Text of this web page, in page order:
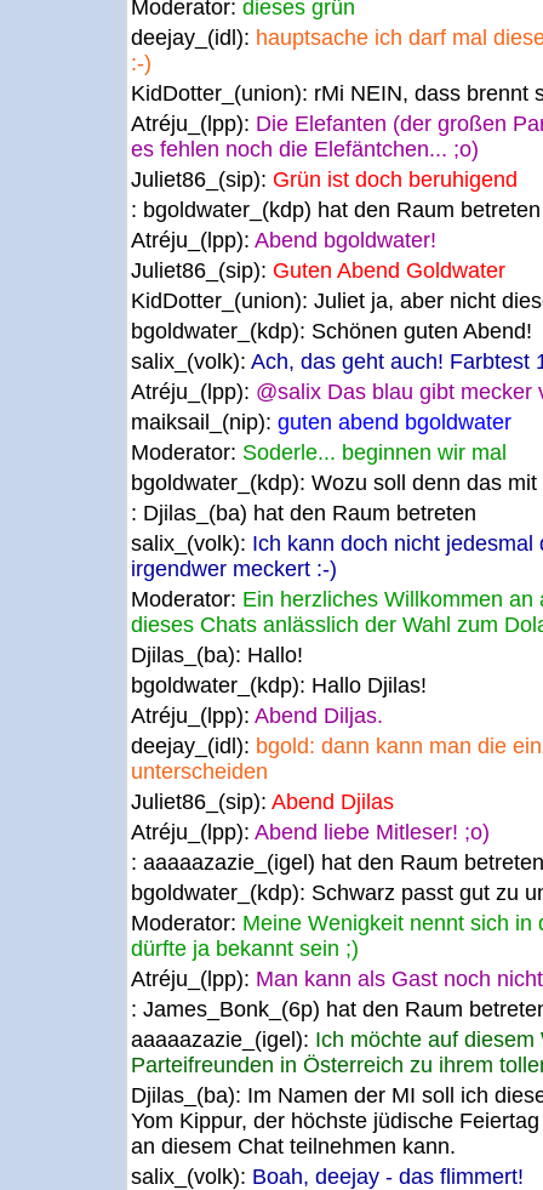
Moderator: dieses grün
deejay_(idl): hauptsache ich darf mal
:-)
KidDotter_(union): rMi NEIN, dass brennt
Atréju_(lpp): Die Elefanten (der großen
es fehlen noch die Elefäntchen... ;o)
Juliet86_(sip): Grün ist doch beruhigend
: bgoldwater_(kdp) hat den Raum betreten
Atréju_(lpp): Abend bgoldwater!
Juliet86_(sip): Guten Abend Goldwater
KidDotter_(union): Juliet ja, aber nicht
bgoldwater_(kdp): Schönen guten Abend!
salix_(volk): Ach, das geht auch! Farbtest
Atréju_(lpp): @salix Das blau gibt mecker
maiksail_(nip): guten abend bgoldwater
Moderator: Soderle... beginnen wir mal
bgoldwater_(kdp): Wozu soll denn das
: Djilas_(ba) hat den Raum betreten
salix_(volk): Ich kann doch nicht
irgendwer meckert :-)
Moderator: Ein herzliches Willkommen
dieses Chats anlässlich der Wahl zum
Djilas_(ba): Hallo!
bgoldwater_(kdp): Hallo Djilas!
Atréju_(lpp): Abend Diljas.
deejay_(idl): bgold: dann kann man die
unterscheiden
Juliet86_(sip): Abend Djilas
Atréju_(lpp): Abend liebe Mitleser! ;o)
: aaaaazazie_(igel) hat den Raum betreten
bgoldwater_(kdp): Schwarz passt gut zu
Moderator: Meine Wenigkeit nennt sich in
dürfte ja bekannt sein ;)
Atréju_(lpp): Man kann als Gast noch
: James_Bonk_(6p) hat den Raum
aaaaazazie_(igel): Ich möchte auf diesem
Parteifreunden in Österreich zu ihrem
Djilas_(ba): Im Namen der MI soll ich
Yom Kippur, der höchste jüdische
an diesem Chat teilnehmen kann.
salix_(volk): Boah, deejay - das flimmert!